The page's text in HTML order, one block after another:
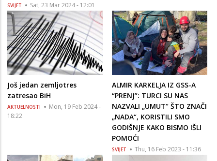
SVIJET Sat, 23 Mar 2024 - 12:01
Još jedan zemljotres
zatresao BiH
AKTUELNOSTI
Mon, 19 Feb 2024 -
18:22
ALMIR KARKELJA IZ GSS-A
“PRENJ”: TURCI SU NAS
NAZVALI „UMUT“ ŠTO ZNAČI
„NADA“, KORISTILI SMO
GODIŠNJE KAKO BISMO IŠLI
POMOĆI
SVIJET Thu, 16 Feb 2023 - 11:36